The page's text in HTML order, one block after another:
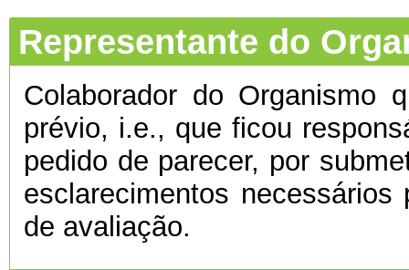
Representante do
Colaborador do Organismo
prévio, i.e., que ficou
pedido de parecer, por
esclarecimentos
de avaliação.